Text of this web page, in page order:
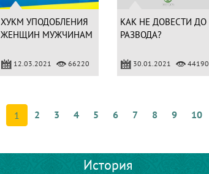
ХУКМ УПОДОБЛЕНИЯ
ЖЕНЩИН МУЖЧИНАМ
12.03.2021 66220
КАК НЕ ДОВЕСТИ ДО
РАЗВОДА?
30.01.2021 44190
1 2 3 4 5 6 7 8 9 10
История